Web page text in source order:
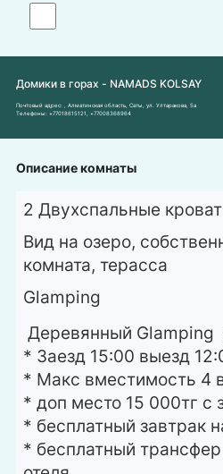
Домики в горах - NAMADS KOLSAY
Почтовый адрес:
, Алматинская область, Саты, ул. Ултаракова, 5а
Телефоны: +77018615121 +77008368964
Описание комнаты